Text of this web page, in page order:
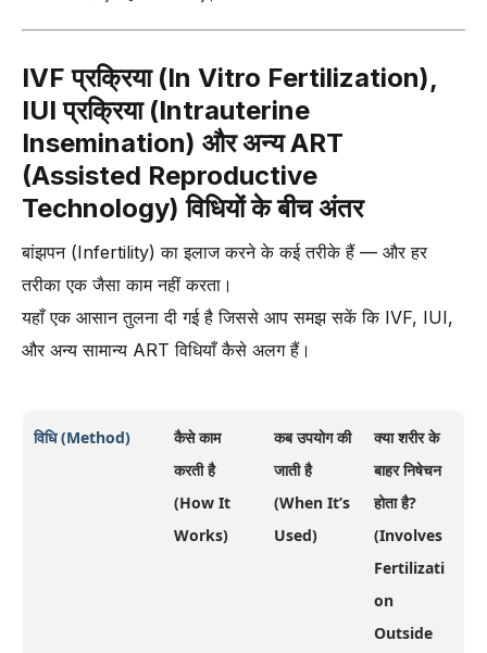
IVF प्रक्रिया (In Vitro Fertilization),
IUI प्रक्रिया (Intrauterine
Insemination) और अन्य ART
(Assisted Reproductive
Technology) विधियों के बीच अंतर
बांझपन (Infertility) का इलाज करने के कई तरीके हैं — और हर
तरीका एक जैसा काम नहीं करता।
यहाँ एक आसान तुलना दी गई है जिससे आप समझ सकें कि IVF, IUI,
और अन्य सामान्य ART विधियाँ कैसे अलग हैं।
विधि (Method)
कैसे काम
करती है
(How It
Works)
कब उपयोग की
जाती है
(When It’s
Used)
क्या शरीर के
बाहर निषेचन
होता है?
(Involves
Fertilizati
on
Outside